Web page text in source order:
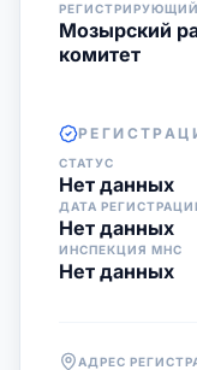
Мозырский
комитет
СТАТУС
Нет данных
ДАТА
Нет данных
ИНСПЕКЦИЯ МНС
Нет данных
АДРЕС